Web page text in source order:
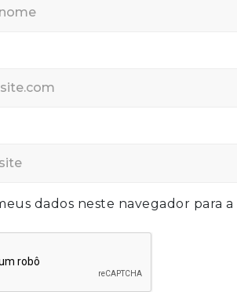
dados neste navegador para